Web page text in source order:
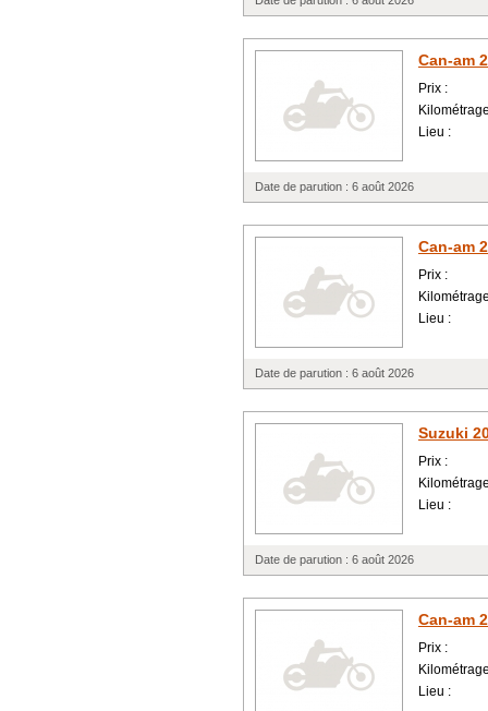
Can-am
Prix :
Lieu :
Date de parution : 6 août 2026
Can-am
Prix :
Lieu :
Date de parution : 6 août 2026
Suzuki
Prix :
Lieu :
Date de parution : 6 août 2026
Can-am
Prix :
Lieu :